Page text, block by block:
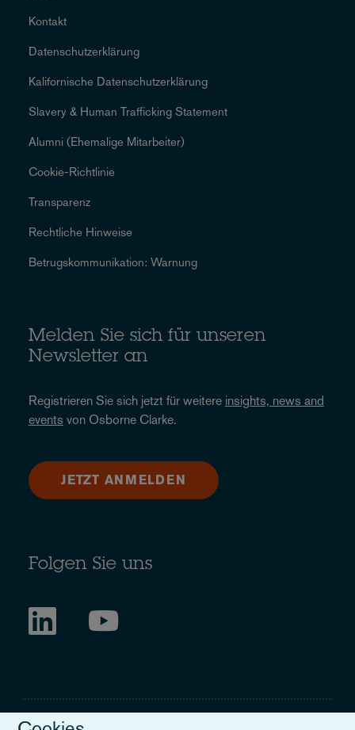
Kontakt
Datenschutzerklärung
Kalifornische Datenschutzerklärung
Slavery & Human Trafficking Statement
Alumni (Ehemalige Mitarbeiter)
Cookie-Richtlinie
Transparenz
Rechtliche Hinweise
Betrugskommunikation: Warnung
Melden Sie sich für unseren
Newsletter an
Registrieren Sie sich jetzt für weitere insights, news and
events von Osborne Clarke.
JETZT ANMELDEN
Folgen Sie uns